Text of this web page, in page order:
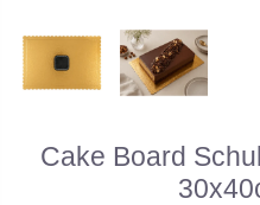
Cake Board